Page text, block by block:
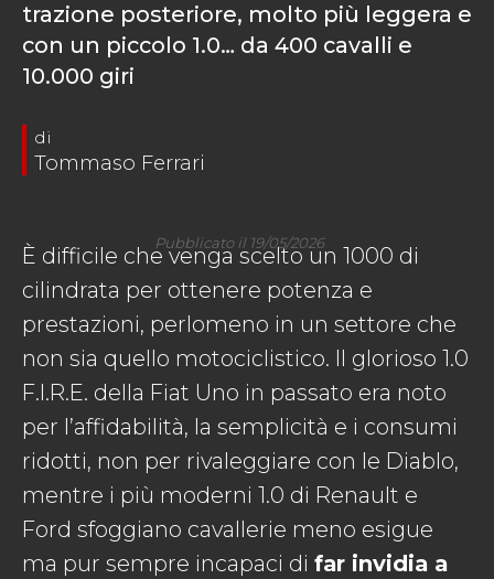
trazione posteriore, molto più leggera e
con un piccolo 1.0… da 400 cavalli e
10.000 giri
Tommaso Ferrari
Pubblicato il 19/05/2026
È difficile che venga scelto un 1000 di
cilindrata per ottenere potenza e
prestazioni, perlomeno in un settore che
non sia quello motociclistico. Il glorioso 1.0
F.I.R.E. della Fiat Uno in passato era noto
per l’affidabilità, la semplicità e i consumi
ridotti, non per rivaleggiare con le Diablo,
mentre i più moderni 1.0 di Renault e
Ford sfoggiano cavallerie meno esigue
ma pur sempre incapaci di far invidia a